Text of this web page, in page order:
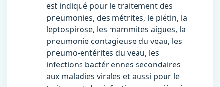
est indiqué pour le traitement des
pneumonies, des métrites, le piétin, la
leptospirose, les mammites aigues, la
pneumonie contagieuse du veau, les
pneumo-entérites du veau, les
infections bactériennes secondaires
aux maladies virales et aussi pour le